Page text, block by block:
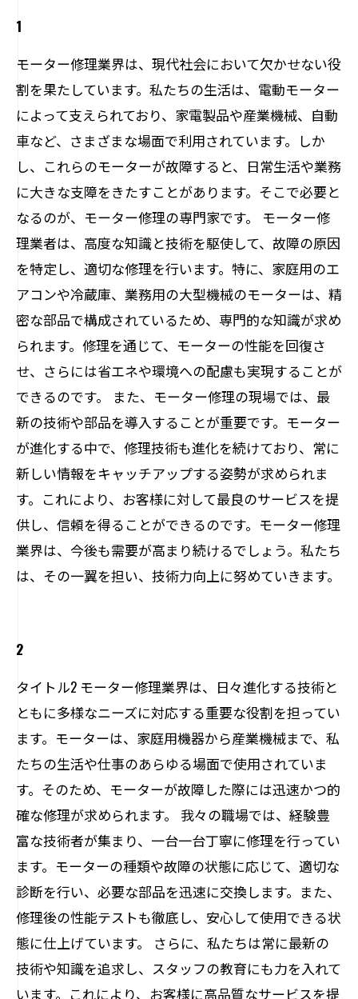
1
モーター修理業界は、現代社会において欠かせない役
割を果たしています。私たちの生活は、電動モーター
によって支えられており、家電製品や産業機械、自動
車など、さまざまな場面で利用されています。しか
し、これらのモーターが故障すると、日常生活や業務
に大きな支障をきたすことがあります。そこで必要と
なるのが、モーター修理の専門家です。 モーター修
理業者は、高度な知識と技術を駆使して、故障の原因
を特定し、適切な修理を行います。特に、家庭用のエ
アコンや冷蔵庫、業務用の大型機械のモーターは、精
密な部品で構成されているため、専門的な知識が求め
られます。修理を通じて、モーターの性能を回復さ
せ、さらには省エネや環境への配慮も実現することが
できるのです。 また、モーター修理の現場では、最
新の技術や部品を導入することが重要です。モーター
が進化する中で、修理技術も進化を続けており、常に
新しい情報をキャッチアップする姿勢が求められま
す。これにより、お客様に対して最良のサービスを提
供し、信頼を得ることができるのです。モーター修理
業界は、今後も需要が高まり続けるでしょう。私たち
は、その一翼を担い、技術力向上に努めていきます。
2
タイトル2 モーター修理業界は、日々進化する技術と
ともに多様なニーズに対応する重要な役割を担ってい
ます。モーターは、家庭用機器から産業機械まで、私
たちの生活や仕事のあらゆる場面で使用されていま
す。そのため、モーターが故障した際には迅速かつ的
確な修理が求められます。 我々の職場では、経験豊
富な技術者が集まり、一台一台丁寧に修理を行ってい
ます。モーターの種類や故障の状態に応じて、適切な
診断を行い、必要な部品を迅速に交換します。また、
修理後の性能テストも徹底し、安心して使用できる状
態に仕上げています。 さらに、私たちは常に最新の
技術や知識を追求し、スタッフの教育にも力を入れて
います。これにより、お客様に高品質なサービスを提